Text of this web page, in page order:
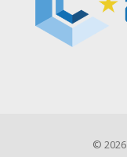
© 2026